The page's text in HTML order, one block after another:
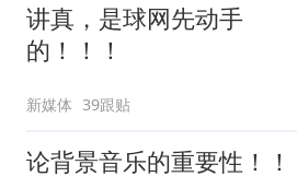
讲真，是球网先动手
的！！！
新媒体 39跟贴
论背景音乐的重要性！！